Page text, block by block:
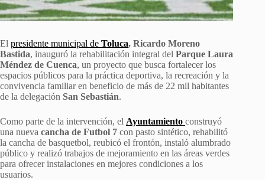
El presidente municipal de Toluca, Ricardo Moreno
Bastida, inauguró la rehabilitación integral del Parque Laura
Méndez de Cuenca, un proyecto que busca fortalecer los
espacios públicos para la práctica deportiva, la recreación y la
convivencia familiar en beneficio de más de 22 mil habitantes
de la delegación San Sebastián.
Como parte de la intervención, el Ayuntamiento construyó
una nueva cancha de Futbol 7 con pasto sintético, rehabilitó
la cancha de basquetbol, reubicó el frontón, instaló alumbrado
público y realizó trabajos de mejoramiento en las áreas verdes
para ofrecer instalaciones en mejores condiciones a los
usuarios.